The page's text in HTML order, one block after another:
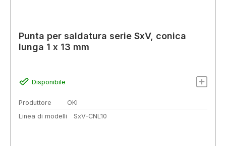
Punta per saldatura serie SxV, conica
lunga 1 x 13 mm
Disponibile
Produttore
OKI
Linea di modelli
SxV-CNL10